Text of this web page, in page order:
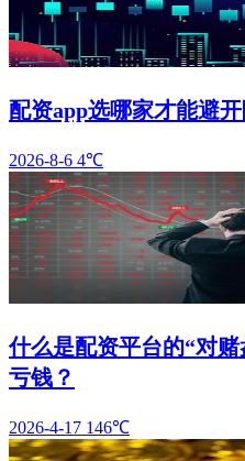
配资app选哪家才能避
2026-8-6 4℃
什么是配资平台的“对
亏钱？
2026-4-17 146℃